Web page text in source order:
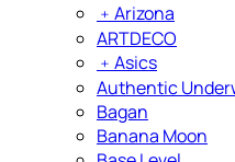
﹢ Arizona
ARTDECO
﹢ Asics
Authentic
Bagan
Banana Moon